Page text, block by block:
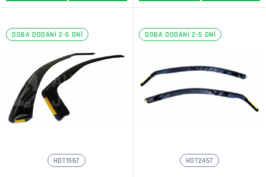
DOBA DODÁNÍ 2-5 DNÍ
HDT1567
DOBA DODÁNÍ 2-5 DNÍ
HDT2457